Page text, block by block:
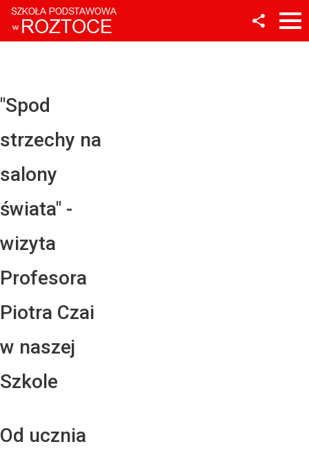
"Spod
strzechy na
salony
świata" -
wizyta
Profesora
Piotra Czai
w naszej
Szkole
Od ucznia